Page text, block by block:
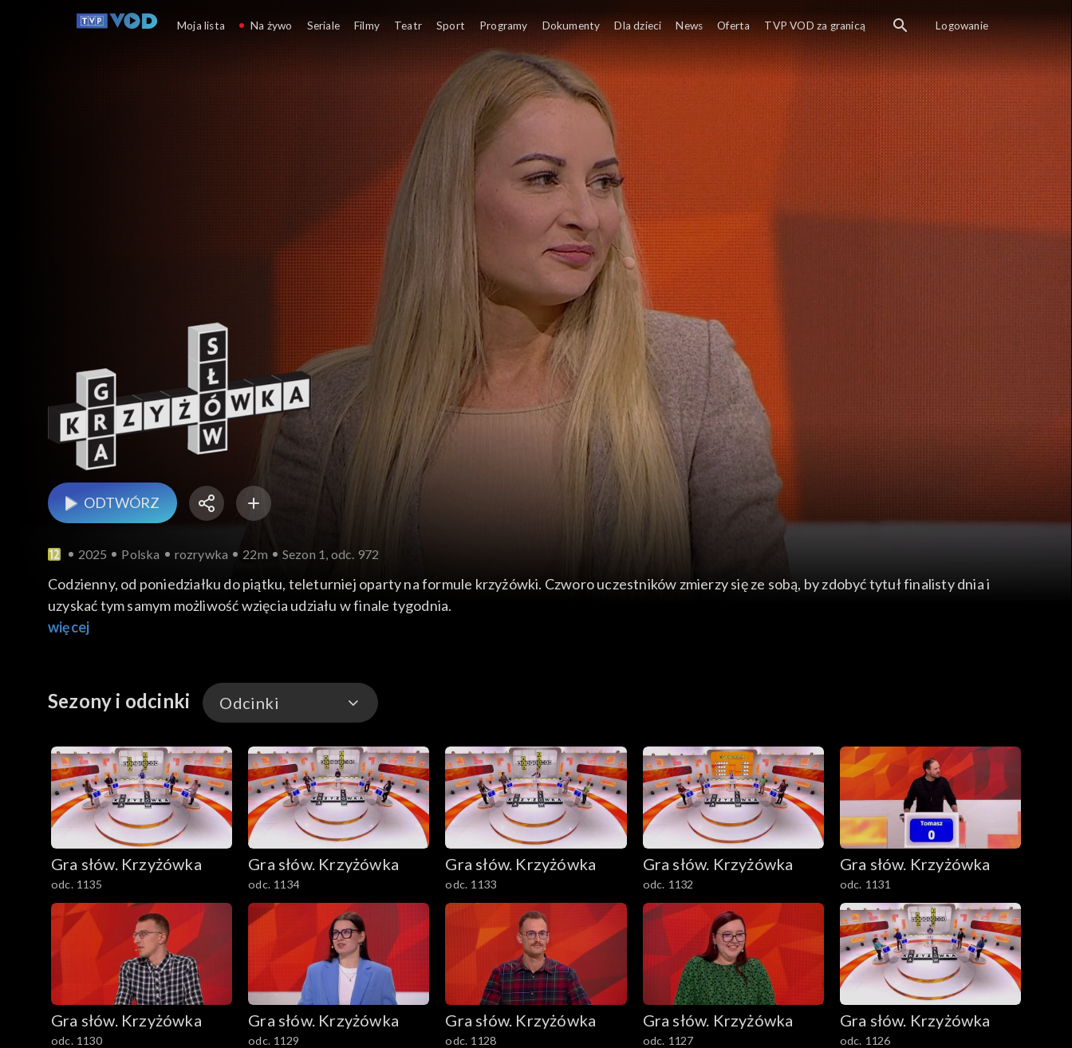
ODTWÓRZ
2025 Polska rozrywka 22m Sezon 1, odc. 972
Codzienny, od poniedziałku do piątku, teleturniej oparty na formule krzyżówki. Czworo uczestników zmierzy się ze sobą, by zdobyć tytuł finalisty dnia i
uzyskać tym samym możliwość wzięcia udziału w finale tygodnia.
więcej
Sezony i odcinki Odcinki
Odcinki
Gra słów. Krzyżówka
odc. 1135
Gra słów. Krzyżówka
odc. 1134
Gra słów. Krzyżówka
odc. 1133
Gra słów. Krzyżówka
odc. 1132
Gra słów. Krzyżówka
odc. 1131
Gra słów. Krzyżówka
odc. 1130
Gra słów. Krzyżówka
odc. 1129
Gra słów. Krzyżówka
odc. 1128
Gra słów. Krzyżówka
odc. 1127
Gra słów. Krzyżówka
odc. 1126
Moja lista Na żywo Seriale Filmy Teatr Sport Programy Dokumenty Dla dzieci News Oferta TVP VOD za granicą Logowanie